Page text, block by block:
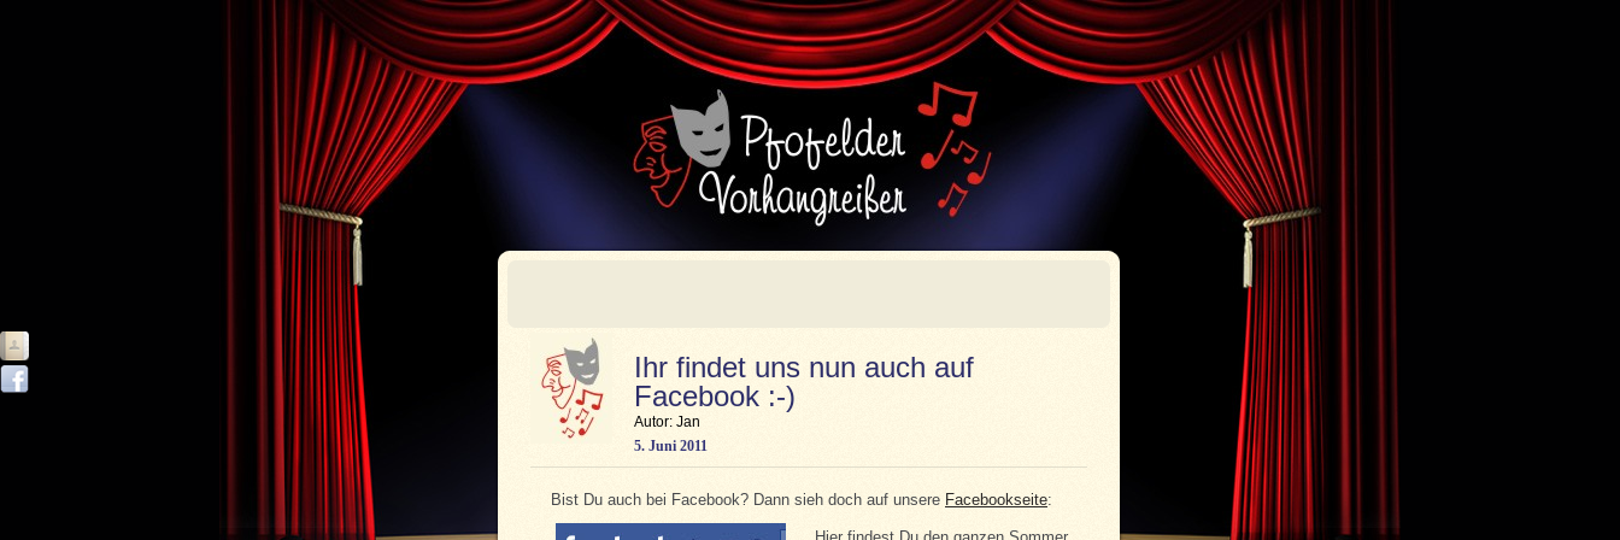
Ihr findet uns nun auch auf
Facebook :-)
Autor: Jan
5. Juni 2011
Bist Du auch bei Facebook? Dann sieh doch auf unsere Facebookseite: